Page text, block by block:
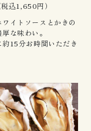
込1,650円）
イトソースとかきの
な味わい。
15分お時間いただき